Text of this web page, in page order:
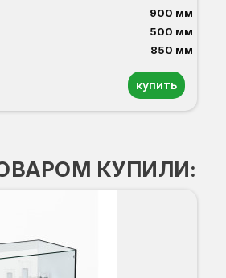
900 мм
500 мм
850 мм
купить
КУПИЛИ: